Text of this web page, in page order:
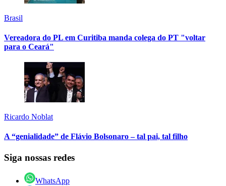
Brasil
Vereadora do PL em Curitiba manda colega do PT "voltar
para o Ceará"
Ricardo Noblat
A “genialidade” de Flávio Bolsonaro – tal pai, tal filho
Siga nossas redes
WhatsApp